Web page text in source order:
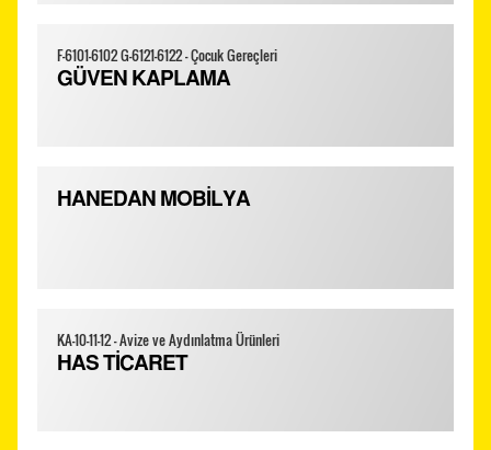
F-6101-6102 G-6121-6122 - Çocuk Gereçleri
GÜVEN KAPLAMA
HANEDAN MOBİLYA
KA-10-11-12 - Avize ve Aydınlatma Ürünleri
HAS TİCARET